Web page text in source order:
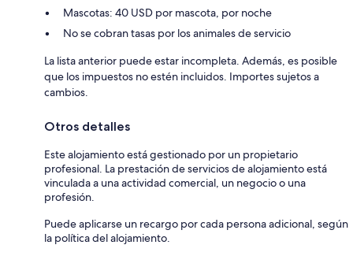
Mascotas: 40 USD por mascota, por noche
No se cobran tasas por los animales de servicio
La lista anterior puede estar incompleta. Además, es posible
que los impuestos no estén incluidos. Importes sujetos a
cambios.
Otros detalles
Este alojamiento está gestionado por un propietario
profesional. La prestación de servicios de alojamiento está
vinculada a una actividad comercial, un negocio o una
profesión.
Puede aplicarse un recargo por cada persona adicional, según
la política del alojamiento.